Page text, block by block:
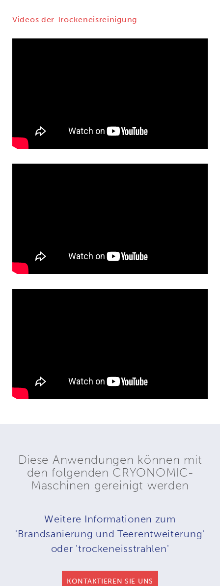
Videos der Trockeneisreinigung
Diese Anwendungen können mit
den folgenden CRYONOMIC-
Maschinen gereinigt werden
Weitere Informationen zum
'Brandsanierung und Teerentweiterung'
oder 'trockeneisstrahlen'
KONTAKTIEREN SIE UNS